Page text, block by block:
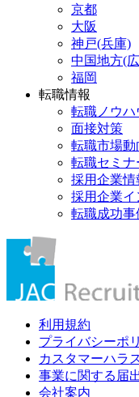
京都
大阪
神戸(兵庫)
中国地方(
福岡
転職情報
転職ノウハ
面接対策
転職市場動
転職セミナ
採用企業情
採用企業イ
転職成功事
利用規約
プライバシーポ
カスタマーハラ
事業に関する届
会社案内